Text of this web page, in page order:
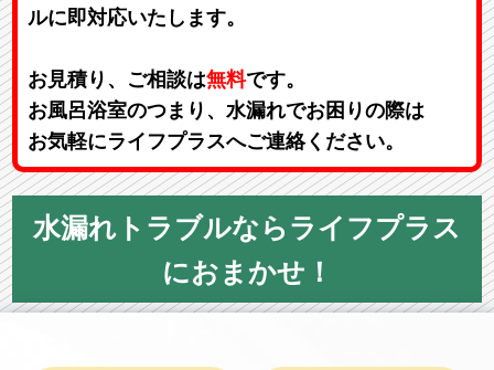
ルに即対応いたします。
お見積り、ご相談は無料です。
お風呂浴室のつまり、水漏れでお困りの際は
お気軽にライフプラスへご連絡ください。
水漏れトラブルならライフプラス
におまかせ！